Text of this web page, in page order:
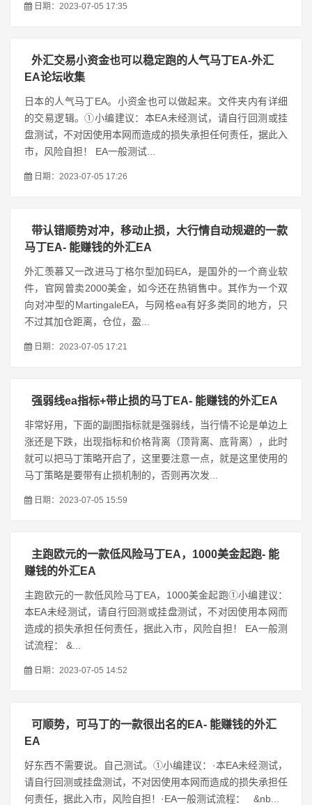
日期：2023-07-05 17:35
外汇交易小资金也可以稳定跑的人气马丁EA-外汇
EA论坛收集
日本的人气马丁EA。小资金也可以做起来。文件夹内有详细
的交易逻辑。①小编建议：本EA未经测试，请自行回测或挂
盘测试，不对因使用本网而造成的损失承担任何责任，据此入
市，风险自担！ EA一般测试...
日期：2023-07-05 17:26
带认错顺势对冲，移动止损，大行情自动规避的一款
马丁EA- 能赚钱的外汇EA
外汇羡慕又一改进马丁格尔型加码EA，是国外的一个商业软
件，官网曾卖2000美金，如今还在热销售中。其作为一个双
向对冲型的MartingaleEA，与网格ea有好多类同的地方，只
不过其加仓距离，仓位，盈...
日期：2023-07-05 17:21
强弱线ea指标+带止损的马丁EA- 能赚钱的外汇EA
非常好用，下面的副图指标就是强弱线，当行情不论是单边上
涨还是下跌，出现指标和价格背离（顶背离、底背离），此时
就可以把马丁策略开启了，这里要注意一点，就是这里使用的
马丁策略是要带有止损机制的，否则再次发...
日期：2023-07-05 15:59
主跑欧元的一款低风险马丁EA，1000美金起跑- 能
赚钱的外汇EA
主跑欧元的一款低风险马丁EA，1000美金起跑①小编建议：
本EA未经测试，请自行回测或挂盘测试，不对因使用本网而
造成的损失承担任何责任，据此入市，风险自担！ EA一般测
试流程： &...
日期：2023-07-05 14:52
可顺势，可马丁的一款很出名的EA- 能赚钱的外汇
EA
好东西不需要说。自己测试。①小编建议：·本EA未经测试，
请自行回测或挂盘测试，不对因使用本网而造成的损失承担任
何责任，据此入市，风险自担！·EA一般测试流程： &nb...